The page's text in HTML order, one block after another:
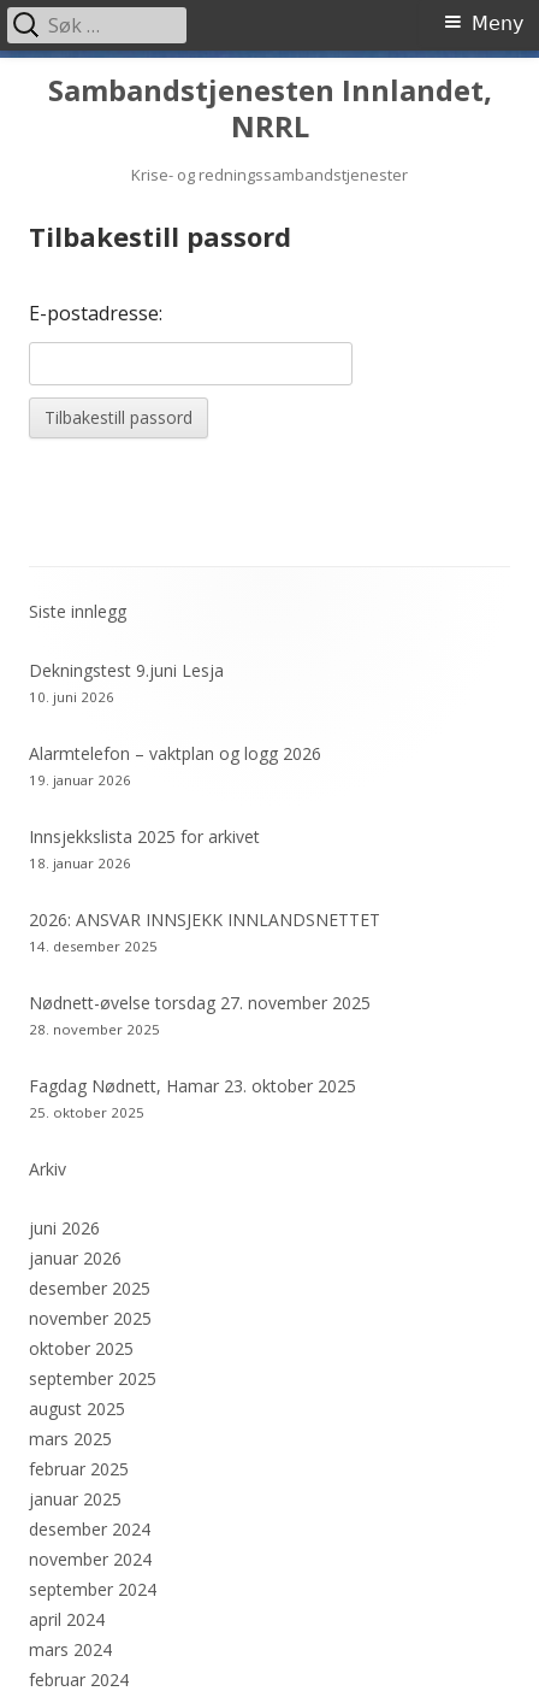
Sambandstjenesten Innlandet,
NRRL
Krise- og redningssambandstjenester
Primærmeny Meny
Søk
etter:
Tilbakestill passord
E-postadresse:
Primær
sidekolonne
Siste innlegg
Dekningstest 9.juni Lesja
10. juni 2026
Alarmtelefon – vaktplan og logg 2026
19. januar 2026
Innsjekkslista 2025 for arkivet
18. januar 2026
2026: ANSVAR INNSJEKK INNLANDSNETTET
14. desember 2025
Nødnett-øvelse torsdag 27. november 2025
28. november 2025
Fagdag Nødnett, Hamar 23. oktober 2025
25. oktober 2025
Arkiv
juni 2026
januar 2026
desember 2025
november 2025
oktober 2025
september 2025
august 2025
mars 2025
februar 2025
januar 2025
desember 2024
november 2024
september 2024
april 2024
mars 2024
februar 2024